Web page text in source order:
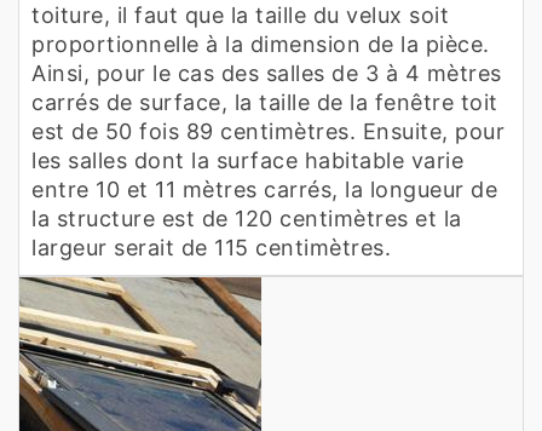
toiture, il faut que la taille du velux soit
proportionnelle à la dimension de la pièce.
Ainsi, pour le cas des salles de 3 à 4 mètres
carrés de surface, la taille de la fenêtre toit
est de 50 fois 89 centimètres. Ensuite, pour
les salles dont la surface habitable varie
entre 10 et 11 mètres carrés, la longueur de
la structure est de 120 centimètres et la
largeur serait de 115 centimètres.